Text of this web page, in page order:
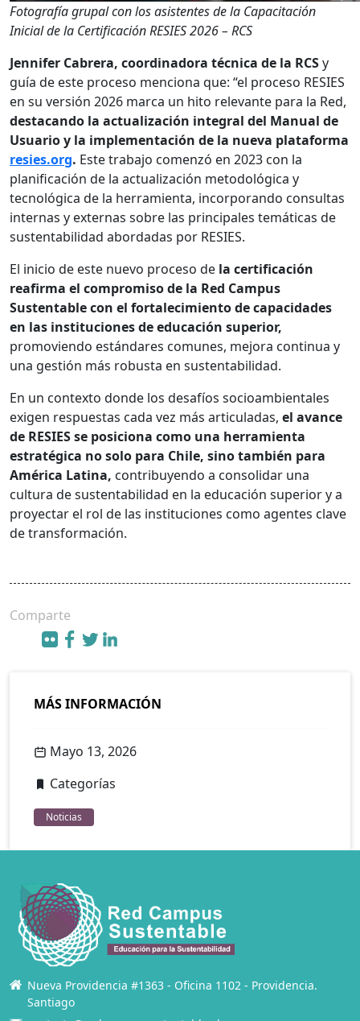
Fotografía grupal con los asistentes de la Capacitación
Inicial de la Certificación RESIES 2026 – RCS
Jennifer Cabrera, coordinadora técnica de la RCSy
guía de este proceso menciona que: “el proceso RESIES
en su versión 2026 marca un hito relevante para la Red,
destacando la actualización integral del Manual de
Usuario y la implementación de la nueva plataforma
resies.org. Este trabajo comenzó en 2023 con la
planificación de la actualización metodológica y
tecnológica de la herramienta, incorporando consultas
internas y externas sobre las principales temáticas de
sustentabilidad abordadas por RESIES.
El inicio de este nuevo proceso de la certificación
reafirma el compromiso de la Red Campus
Sustentable con el fortalecimiento de capacidades
en las instituciones de educación superior,
promoviendo estándares comunes, mejora continua y
una gestión más robusta en sustentabilidad.
En un contexto donde los desafíos socioambientales
exigen respuestas cada vez más articuladas, el avance
de RESIES se posiciona como una herramienta
estratégica no solo para Chile, sino también para
América Latina, contribuyendo a consolidar una
cultura de sustentabilidad en la educación superior y a
proyectar el rol de las instituciones como agentes clave
de transformación.
Comparte
MÁS INFORMACIÓN
Mayo 13, 2026
Categorías
Noticias
Nueva Providencia #1363 - Oficina 1102 - Providencia.
Santiago